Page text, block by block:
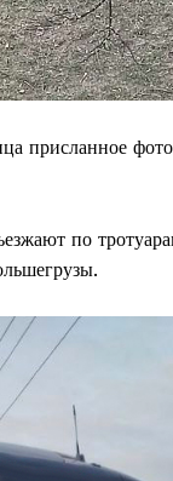
присланное
по